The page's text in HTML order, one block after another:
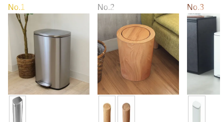
最短発送 冷感寝具 ワークデスク ウィルトンラ
カテゴリから探す